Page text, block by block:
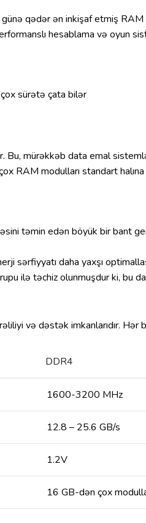
qədər ən inkişaf etmiş
hesablama və oyun
sürətə çata bilər
mürəkkəb data emal
RAM modulları standart
təmin edən böyük bir bant
sərfiyyatı daha yaxşı
ilə təchiz olunmuşdur ki, bu da
və dəstək imkanlarıdır.
DDR4
1600-3200 MHz
12.8 – 25.6 GB/s
1.2V
16 GB-dən çox